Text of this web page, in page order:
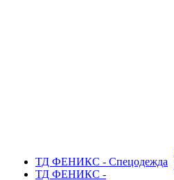
ТД ФЕНИКС - Спецодежда
ТД ФЕНИКС -